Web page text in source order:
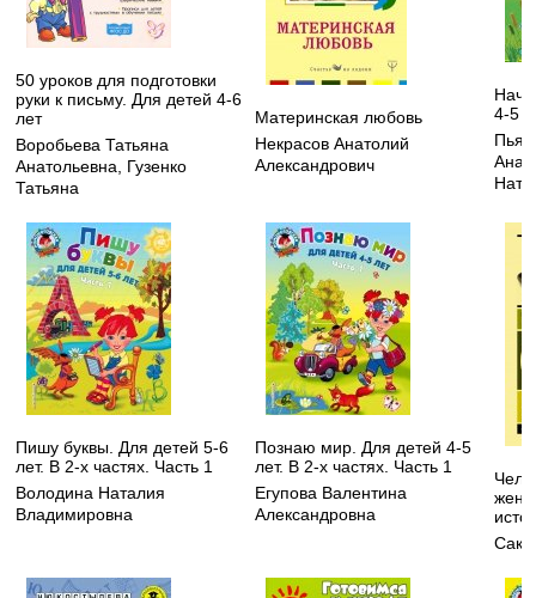
50 уроков для подготовки
руки к письму. Для детей 4-6
лет
Воробьева Татьяна
Анатольевна
Гузенко
Татьяна
Материнская любовь
Некрасов Анатолий
Александрович
4-5
Пишу буквы. Для детей 5-6
лет. В 2-х частях. Часть 1
Володина Наталия
Владимировна
Познаю мир. Для детей 4-5
лет. В 2-х частях. Часть 1
Егупова Валентина
Александровна
жену